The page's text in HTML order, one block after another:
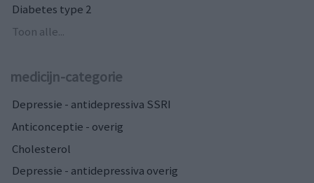
Diabetes type 2
Toon alle...
medicijn-categorie
Depressie - antidepressiva SSRI
Anticonceptie - overig
Cholesterol
Depressie - antidepressiva overig